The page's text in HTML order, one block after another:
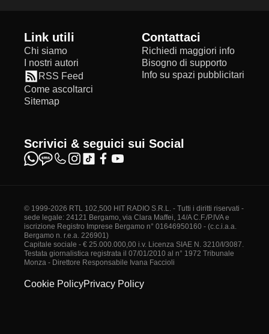
Link utili
Chi siamo
I nostri autori
RSS Feed
Come ascoltarci
Sitemap
Contattaci
Richiedi maggiori info
Bisogno di supporto
Info su spazi pubblicitari
Scrivici & seguici sui Social
© 1999-2026 RTL 102,500 HIT RADIO S.R.L. - Tutti i diritti riservati -
sede legale: 24121 Bergamo, via Clara Maffei, 14/A C.F./P.IVA e
iscrizione Registro Imprese Bergamo n° 01646950160 - (c.c.i.a.a.
Bergamo n. r.e.a. 226901)
Capitale sociale - € 25.000.000,00 i.v. Licenza SIAE N. 3210/I/3087.
Testata giornalistica registrata il 07/01/2010 al n° 1972 Tribunale
Monza - Direttore Responsabile Ivana Faccioli
Cookie PolicyPrivacy Policy